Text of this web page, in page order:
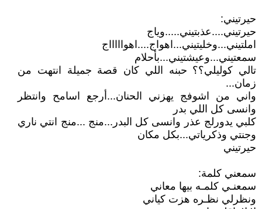
حيرتيني:
حيرتيني....عذبتيني.....وياج
املتيني...وخليتيني...اهواج....اهواااااج
سمعتيني...وعيشتيني...بأحلام
تالي كوليلي؟؟ حبنه اللي كان قصة جميلة انتهت من
زمان...
واني من اشوفج يهزني الحنان...أرجع اسامح وانتظر
وانسى كل اللي بدر
كلبي يدورلج عذر وانسى كل البدر...منج ...منج انتي ناري
وجنتي وذكرياتي...بكل مكان
حيرتيني
سمعني كلمة:
سمعنـي كلمـه بيها معاني
ونظرلي نظـره هزت كياني